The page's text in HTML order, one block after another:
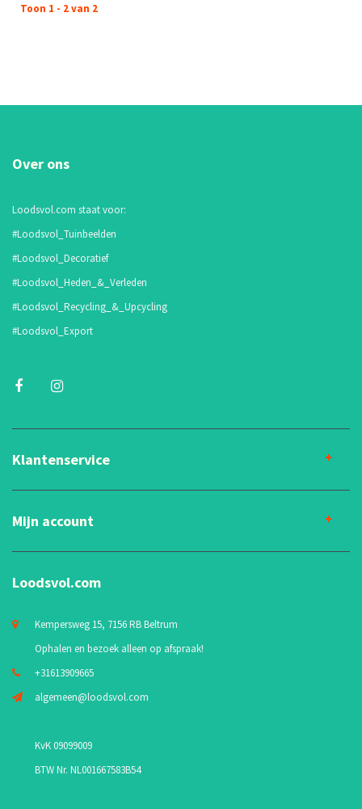
Toon 1 - 2 van 2
Over ons
Loodsvol.com staat voor:
#Loodsvol_Tuinbeelden
#Loodsvol_Decoratief
#Loodsvol_Heden_&_Verleden
#Loodsvol_Recycling_&_Upcycling
#Loodsvol_Export
Klantenservice
Mijn account
Loodsvol.com
Kempersweg 15, 7156 RB Beltrum
Ophalen en bezoek alleen op afspraak!
+31613909665
algemeen@loodsvol.com
KvK 09099009
BTW Nr. NL001667583B54